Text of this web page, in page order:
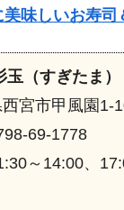
美味しいお寿司
玉 （すぎたま）
宮市甲風園1-
69-1778
～14:00、